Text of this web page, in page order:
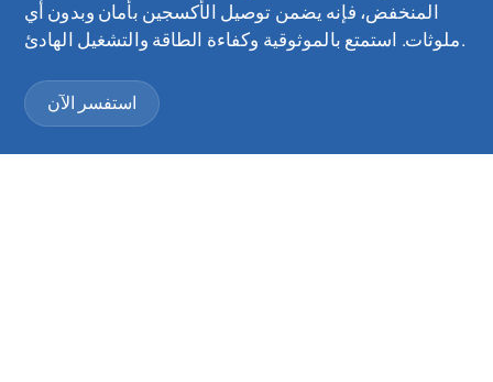
المنخفض، فإنه يضمن توصيل الأكسجين بأمان وبدون أي
ملوثات. استمتع بالموثوقية وكفاءة الطاقة والتشغيل الهادئ.
استفسر الآن